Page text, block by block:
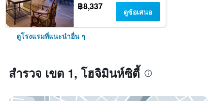
฿8,337 ดูข้อเสนอ
ดูโรงแรมที่แนะนำอื่น ๆ
สำรวจ เขต 1, โฮจิมินห์ซิตี้